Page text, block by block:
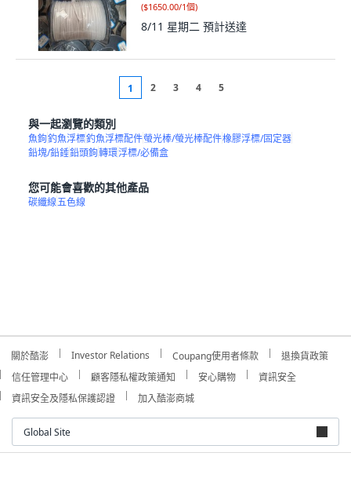
($1650.00/1個)
8/11 星期二 預計送達
1 2 3 4 5
與一起瀏覽的類別
魚鉤釣魚浮標釣魚浮標配件螢光棒/螢光棒配件橡膠浮標/固定器
鉛塊/鉛錘鉛頭鉤轉環浮標/必備盒
您可能會喜歡的其他產品
碳纖線五色線
關於酷澎 Investor Relations Coupang使用者條款
退換貨政策
信任管理中心
顧客隱私權政策通知 安心購物
資訊安全
資訊安全及隱私保護認證
加入酷澎商城
Global Site